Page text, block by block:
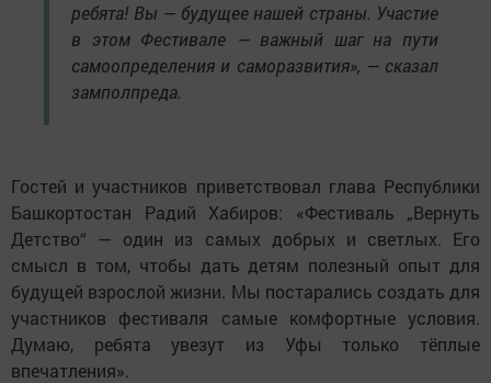
ребята! Вы — будущее нашей страны. Участие
в этом Фестивале — важный шаг на пути
самоопределения и саморазвития», — сказал
замполпреда.
Гостей и участников приветствовал глава Республики
Башкортостан Радий Хабиров: «Фестиваль „Вернуть
Детство“ — один из самых добрых и светлых. Его
смысл в том, чтобы дать детям полезный опыт для
будущей взрослой жизни. Мы постарались создать для
участников фестиваля самые комфортные условия.
Думаю, ребята увезут из Уфы только тёплые
впечатления».